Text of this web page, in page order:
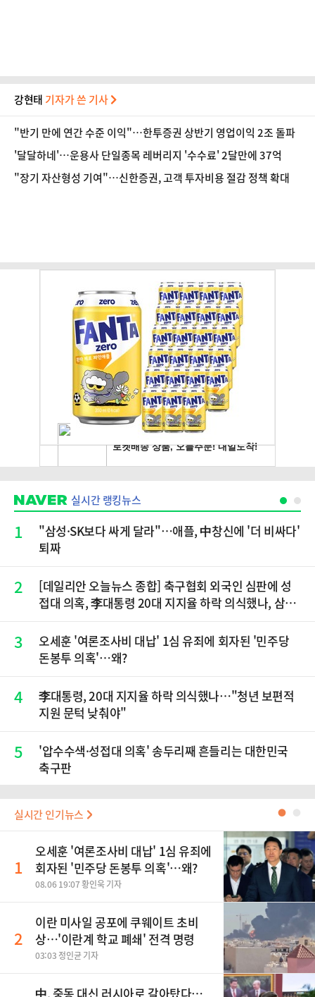
강현태 기자가 쓴 기사
"반기 만에 연간 수준 이익"…한투증권 상반기 영업이익 2조 돌파
'달달하네'…운용사 단일종목 레버리지 '수수료' 2달만에 37억
"장기 자산형성 기여"…신한증권, 고객 투자비용 절감 정책 확대
실시간 랭킹뉴스
1
"삼성·SK보다 싸게 달라"…애플, 中창신에 '더 비싸다'
퇴짜
2
[데일리안 오늘뉴스 종합] 축구협회 외국인 심판에 성
접대 의혹, 李대통령 20대 지지율 하락 의식했나, 삼전
재점화, 김민석 "과반 승리 가능성 99%" 등
3
오세훈 '여론조사비 대납' 1심 유죄에 회자된 '민주당
돈봉투 의혹'…왜?
4
李대통령, 20대 지지율 하락 의식했나…"청년 보편적
지원 문턱 낮춰야"
5
'압수수색·성접대 의혹' 송두리째 흔들리는 대한민국
축구판
실시간 인기뉴스 ●
1
오세훈 '여론조사비 대납' 1심 유죄에
회자된 '민주당 돈봉투 의혹'…왜?
08.06 19:07 황인욱 기자
2
이란 미사일 공포에 쿠웨이트 초비
상…'이란계 학교 폐쇄' 전격 명령
03:03 정인균 기자
中, 중동 대신 러시아로 갈아탔다…